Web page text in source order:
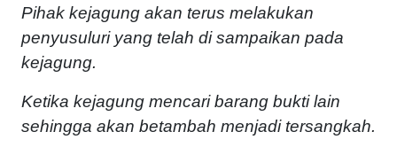
Pihak kejagung akan terus melakukan
penyusuluri yang telah di sampaikan pada
kejagung.
Ketika kejagung mencari barang bukti lain
sehingga akan betambah menjadi tersangkah.